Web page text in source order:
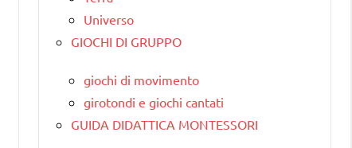
Universo
GIOCHI DI GRUPPO
giochi di movimento
girotondi e giochi cantati
GUIDA DIDATTICA MONTESSORI